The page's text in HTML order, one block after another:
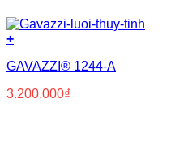
+
GAVAZZI® 1244-A
3.200.000₫